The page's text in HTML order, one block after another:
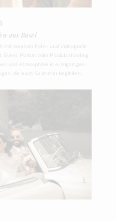
aus Basel
mit kreativer Foto- und Videografie
Event, Porträt oder Produktshooting
und Atmosphäre in einzigartigen
die euch für immer begleiten.